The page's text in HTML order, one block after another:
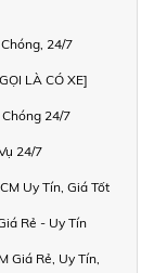
24/7
LÀ CÓ XE]
24/7
24/7
Uy Tín, Giá Tốt
Rẻ - Uy Tín
Giá Rẻ, Uy Tín,